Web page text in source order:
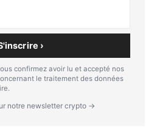
›
confirmez avoir lu et accepté nos
le traitement des données
notre newsletter crypto →